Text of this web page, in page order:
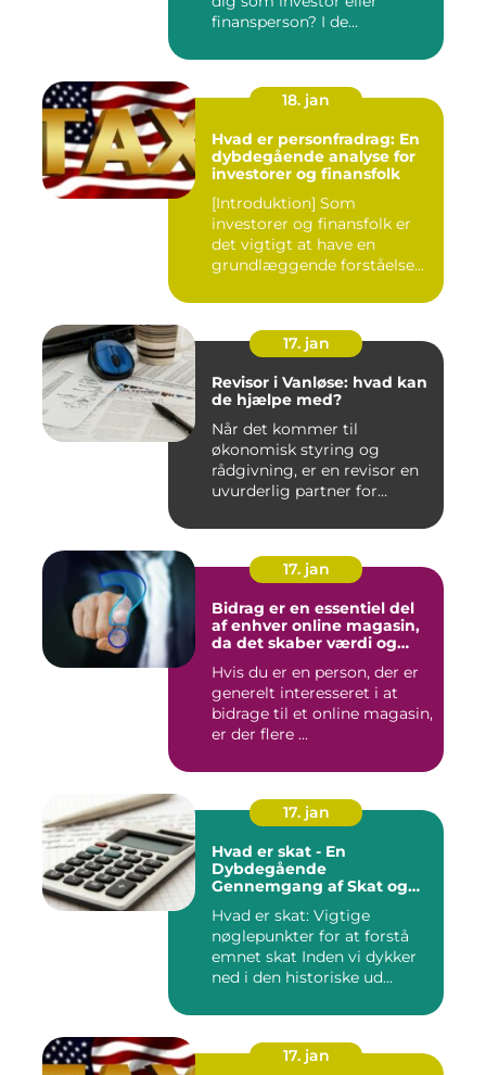
finansperson? I de...
18. jan
Hvad er personfradrag: En
dybdegående analyse for
investorer og finansfolk
[Introduktion] Som
investorer og finansfolk er
det vigtigt at have en
grundlæggende forståelse
17. jan
Revisor i Vanløse: hvad kan
de hjælpe med?
Når det kommer til
økonomisk styring og
rådgivning, er en revisor en
uvurderlig partner for
17. jan
Bidrag er en essentiel del
af enhver online magasin,
da det skaber værdi og
engagerer læsere og
bidragsydere
Hvis du er en person, der er
generelt interesseret i at
bidrage til et online magasin,
er der flere ...
17. jan
Hvad er skat - En
Dybdegående
Gennemgang af Skat og
Tid
Hvad er skat: Vigtige
nøglepunkter for at forstå
emnet skat Inden vi dykker
ned i den historiske ud...
17. jan